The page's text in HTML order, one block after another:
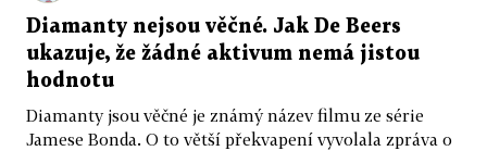
Diamanty nejsou věčné. Jak De Beers
ukazuje, že žádné aktivum nemá jistou
hodnotu
Diamanty jsou věčné je známý název filmu ze série
Jamese Bonda. O to větší překvapení vyvolala zpráva o